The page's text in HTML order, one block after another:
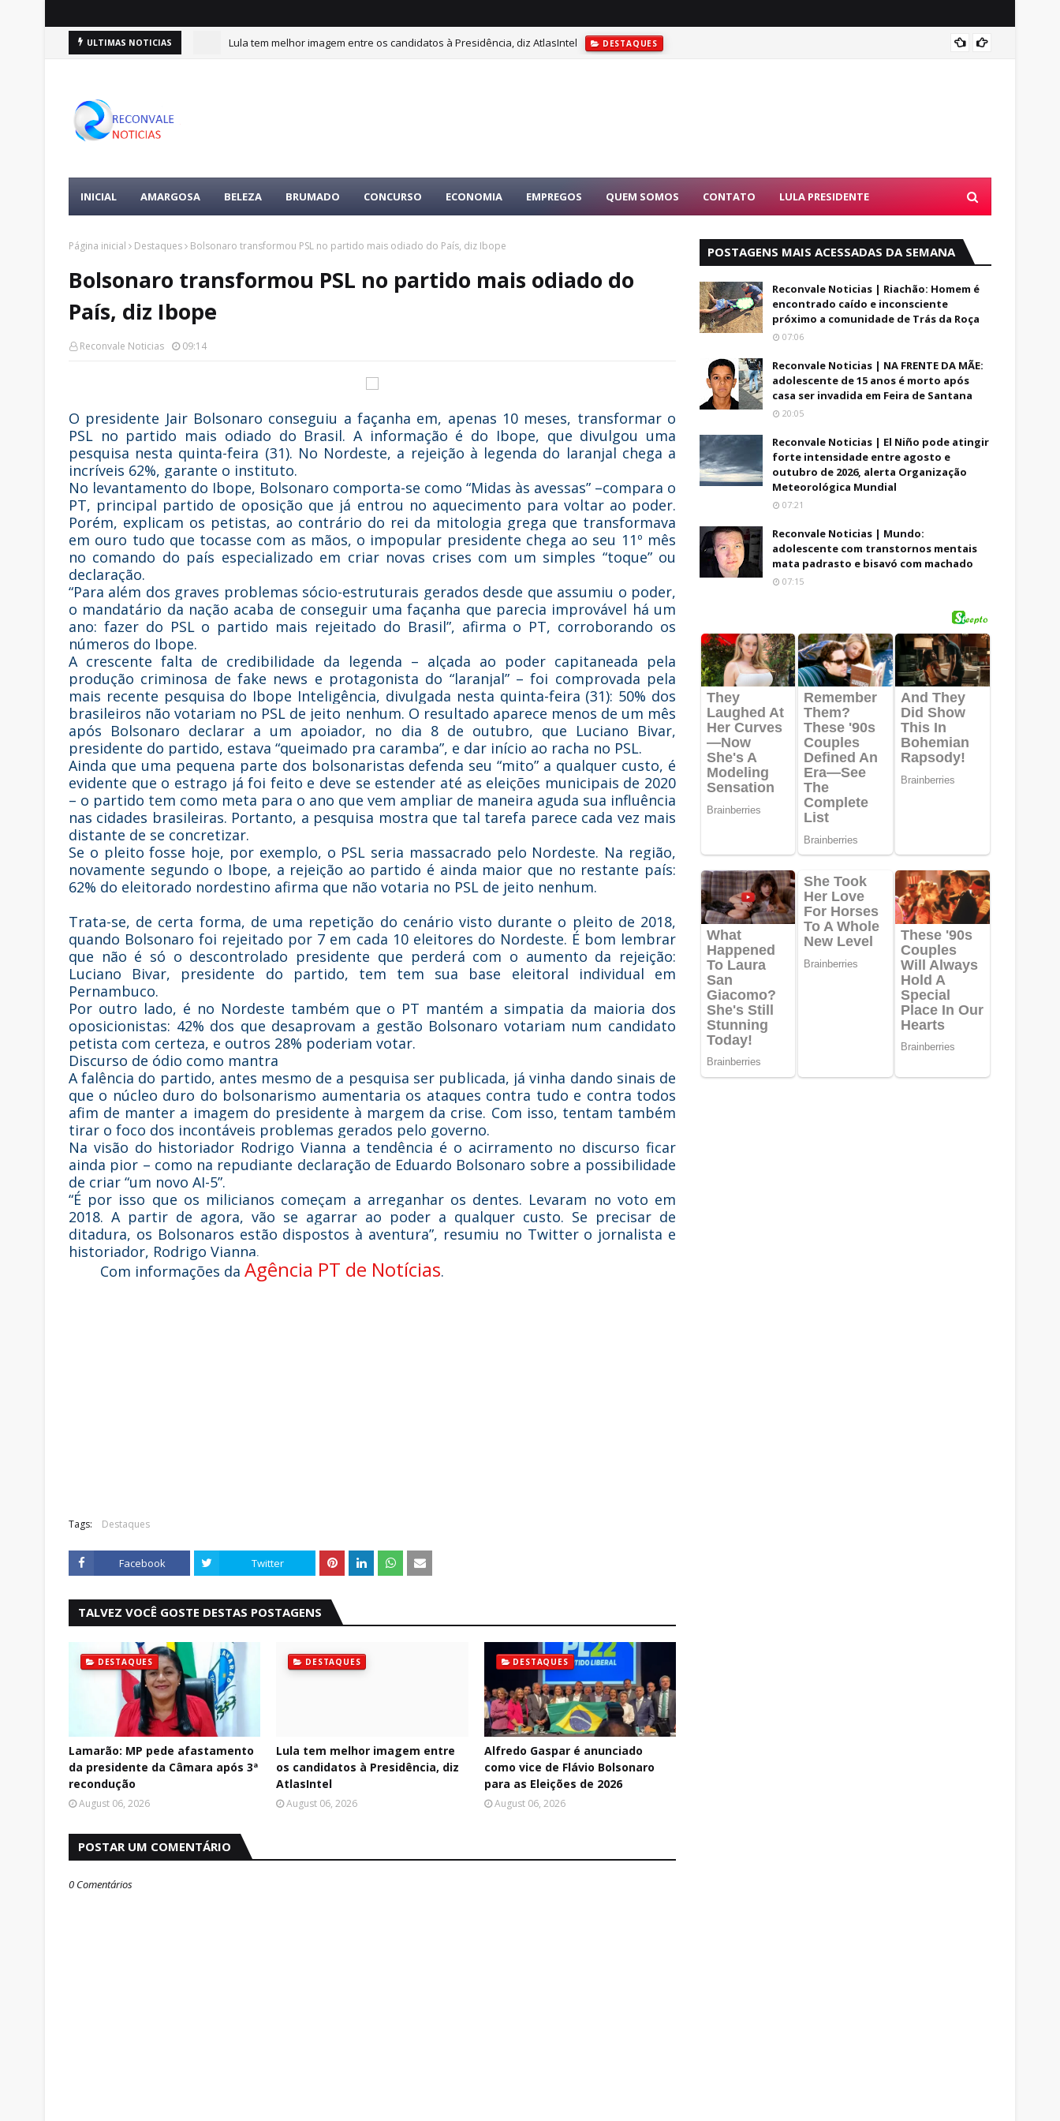
ULTIMAS NOTICIAS Lula tem melhor imagem entre os candidatos à Presidência, diz AtlasIntel DESTAQUES
INICIAL AMARGOSA BELEZA BRUMADO CONCURSO ECONOMIA EMPREGOS QUEM SOMOS CONTATO LULA PRESIDENTE
Página inicial Destaques Bolsonaro transformou PSL no partido mais odiado do País, diz Ibope
Bolsonaro transformou PSL no partido mais odiado do
País, diz Ibope
Reconvale Noticias 09:14
O presidente Jair Bolsonaro conseguiu a façanha em, apenas 10 meses, transformar o
PSL no partido mais odiado do Brasil. A informação é do Ibope, que divulgou uma
pesquisa nesta quinta-feira (31). No Nordeste, a rejeição à legenda do laranjal chega a
incríveis 62%, garante o instituto.
No levantamento do Ibope, Bolsonaro comporta-se como “Midas às avessas” –compara o
PT, principal partido de oposição que já entrou no aquecimento para voltar ao poder.
Porém, explicam os petistas, ao contrário do rei da mitologia grega que transformava
em ouro tudo que tocasse com as mãos, o impopular presidente chega ao seu 11º mês
no comando do país especializado em criar novas crises com um simples “toque” ou
declaração.
“Para além dos graves problemas sócio-estruturais gerados desde que assumiu o poder,
o mandatário da nação acaba de conseguir uma façanha que parecia improvável há um
ano: fazer do PSL o partido mais rejeitado do Brasil”, afirma o PT, corroborando os
números do Ibope.
A crescente falta de credibilidade da legenda – alçada ao poder capitaneada pela
produção criminosa de fake news e protagonista do “laranjal” – foi comprovada pela
mais recente pesquisa do Ibope Inteligência, divulgada nesta quinta-feira (31): 50% dos
brasileiros não votariam no PSL de jeito nenhum. O resultado aparece menos de um mês
após Bolsonaro declarar a um apoiador, no dia 8 de outubro, que Luciano Bivar,
presidente do partido, estava “queimado pra caramba”, e dar início ao racha no PSL.
Ainda que uma pequena parte dos bolsonaristas defenda seu “mito” a qualquer custo, é
evidente que o estrago já foi feito e deve se estender até as eleições municipais de 2020
– o partido tem como meta para o ano que vem ampliar de maneira aguda sua influência
nas cidades brasileiras. Portanto, a pesquisa mostra que tal tarefa parece cada vez mais
distante de se concretizar.
Se o pleito fosse hoje, por exemplo, o PSL seria massacrado pelo Nordeste. Na região,
novamente segundo o Ibope, a rejeição ao partido é ainda maior que no restante país:
62% do eleitorado nordestino afirma que não votaria no PSL de jeito nenhum.
Trata-se, de certa forma, de uma repetição do cenário visto durante o pleito de 2018,
quando Bolsonaro foi rejeitado por 7 em cada 10 eleitores do Nordeste. É bom lembrar
que não é só o descontrolado presidente que perderá com o aumento da rejeição:
Luciano Bivar, presidente do partido, tem tem sua base eleitoral individual em
Pernambuco.
Por outro lado, é no Nordeste também que o PT mantém a simpatia da maioria dos
oposicionistas: 42% dos que desaprovam a gestão Bolsonaro votariam num candidato
petista com certeza, e outros 28% poderiam votar.
Discurso de ódio como mantra
A falência do partido, antes mesmo de a pesquisa ser publicada, já vinha dando sinais de
que o núcleo duro do bolsonarismo aumentaria os ataques contra tudo e contra todos
afim de manter a imagem do presidente à margem da crise. Com isso, tentam também
tirar o foco dos incontáveis problemas gerados pelo governo.
Na visão do historiador Rodrigo Vianna a tendência é o acirramento no discurso ficar
ainda pior – como na repudiante declaração de Eduardo Bolsonaro sobre a possibilidade
de criar “um novo AI-5”.
“É por isso que os milicianos começam a arreganhar os dentes. Levaram no voto em
2018. A partir de agora, vão se agarrar ao poder a qualquer custo. Se precisar de
ditadura, os Bolsonaros estão dispostos à aventura”, resumiu no Twitter o jornalista e
historiador, Rodrigo Vianna.
Com informações da Agência PT de Notícias.
Tags: Destaques
Facebook Twitter
TALVEZ VOCÊ GOSTE DESTAS POSTAGENS
DESTAQUES
Lamarão: MP pede afastamento
da presidente da Câmara após 3ª
recondução
August 06, 2026
DESTAQUES
Lula tem melhor imagem entre
os candidatos à Presidência, diz
AtlasIntel
August 06, 2026
DESTAQUES
Alfredo Gaspar é anunciado
como vice de Flávio Bolsonaro
para as Eleições de 2026
August 06, 2026
POSTAR UM COMENTÁRIO
0 Comentários
POSTAGENS MAIS ACESSADAS DA SEMANA
Reconvale Noticias | Riachão: Homem é
encontrado caído e inconsciente
próximo a comunidade de Trás da Roça
07:06
Reconvale Noticias | NA FRENTE DA MÃE:
adolescente de 15 anos é morto após
casa ser invadida em Feira de Santana
20:05
Reconvale Noticias | El Niño pode atingir
forte intensidade entre agosto e
outubro de 2026, alerta Organização
Meteorológica Mundial
07:21
Reconvale Noticias | Mundo:
adolescente com transtornos mentais
mata padrasto e bisavó com machado
07:15